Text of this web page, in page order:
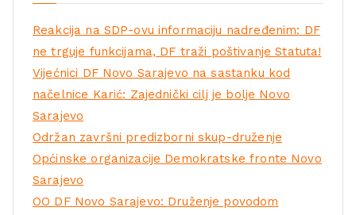
Reakcija na SDP-ovu informaciju nadređenim: DF
ne trguje funkcijama, DF traži poštivanje Statuta!
Vijećnici DF Novo Sarajevo na sastanku kod
načelnice Karić: Zajednički cilj je bolje Novo
Sarajevo
Održan završni predizborni skup-druženje
Općinske organizacije Demokratske fronte Novo
Sarajevo
OO DF Novo Sarajevo: Druženje povodom